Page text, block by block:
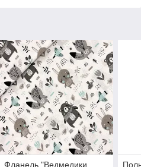
Фланель "Ведмедики,